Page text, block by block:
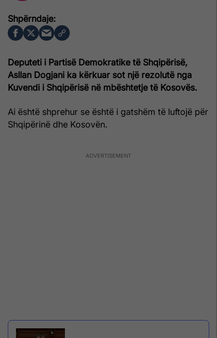
Deputeti i Partisë Demokratike të Shqipërisë,
Asllan Dogjani ka kërkuar sot një rezolutë nga
Kuvendi i Shqipërisë në mbështetje të Kosovës.
Ai është shprehur se është i gatshëm të luftojë për
Shqipërinë dhe Kosovën.